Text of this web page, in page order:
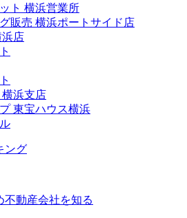
ト 横浜営業所
販売 横浜ポートサイド店
浜店
浜支店
東宝ハウス横浜
不動産会社を知る